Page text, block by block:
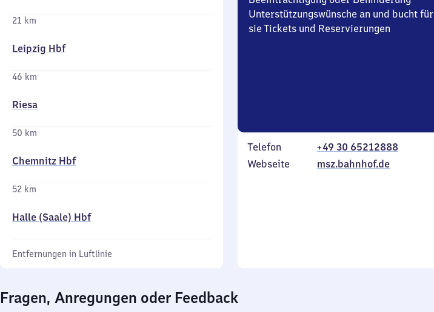
21 km
Leipzig Hbf
46 km
Riesa
50 km
Chemnitz Hbf
52 km
Halle (Saale) Hbf
Entfernungen in Luftlinie
Unterstützungswünsche an und bucht für
sie Tickets und Reservierungen
Telefon
+49 30 65212888
Webseite
msz.bahnhof.de
Fragen, Anregungen oder Feedback